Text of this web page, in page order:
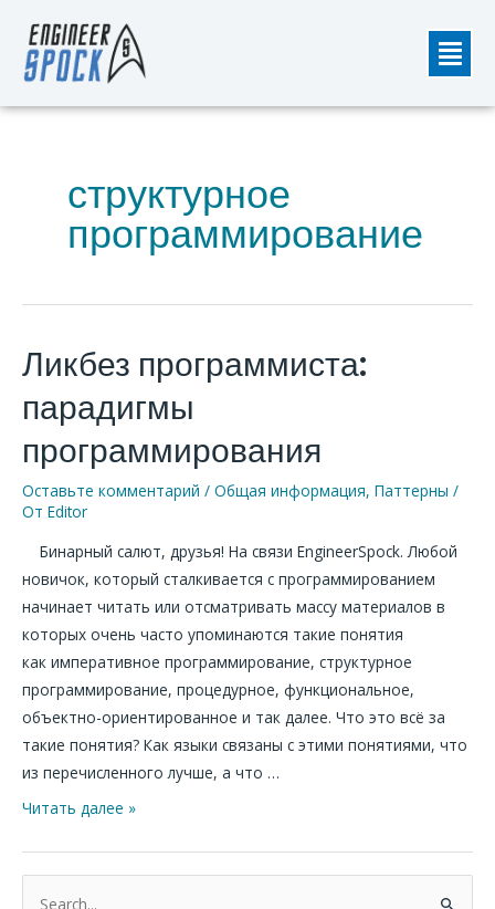
содержимому
структурное
программирование
Ликбез программиста:
парадигмы
программирования
Оставьте комментарий / Общая информация, Паттерны /
От Editor
Бинарный салют, друзья! На связи EngineerSpock. Любой
новичок, который сталкивается с программированием
начинает читать или отсматривать массу материалов в
которых очень часто упоминаются такие понятия
как императивное программирование, структурное
программирование, процедурное, функциональное,
объектно-ориентированное и так далее. Что это всё за
такие понятия? Как языки связаны с этими понятиями, что
из перечисленного лучше, а что …
Ликбез
программиста:
парадигмы
Читать далее »